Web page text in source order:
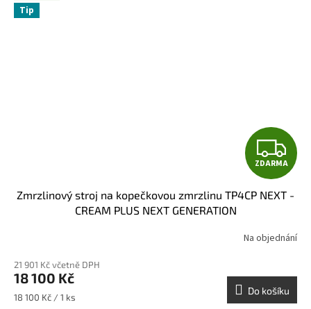
Tip
Z
D
A
R
A
ZDARMA
Zmrzlinový stroj na kopečkovou zmrzlinu TP4CP NEXT -
CREAM PLUS NEXT GENERATION
Na objednání
21 901 Kč včetně DPH
18 100 Kč
Měrná
18 100 Kč / 1 ks
Do košíku